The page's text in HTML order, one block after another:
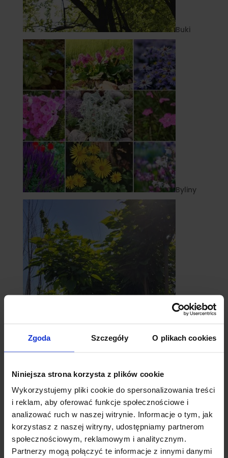
Zgoda Szczegóły O plikach cookies
Niniejsza strona korzysta z plików cookie
Wykorzystujemy pliki cookie do spersonalizowania treści
i reklam, aby oferować funkcje społecznościowe i
analizować ruch w naszej witrynie. Informacje o tym, jak
korzystasz z naszej witryny, udostępniamy partnerom
społecznościowym, reklamowym i analitycznym.
Partnerzy mogą połączyć te informacje z innymi danymi
Buki
Byliny